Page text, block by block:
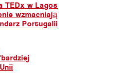
TEDx w Lagos
wzmacniają
Portugalii